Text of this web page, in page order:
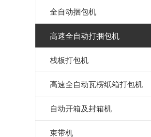
全自动捆包机
高速全自动打捆包机
栈板打包机
高速全自动瓦楞纸箱打包机
自动开箱及封箱机
束带机